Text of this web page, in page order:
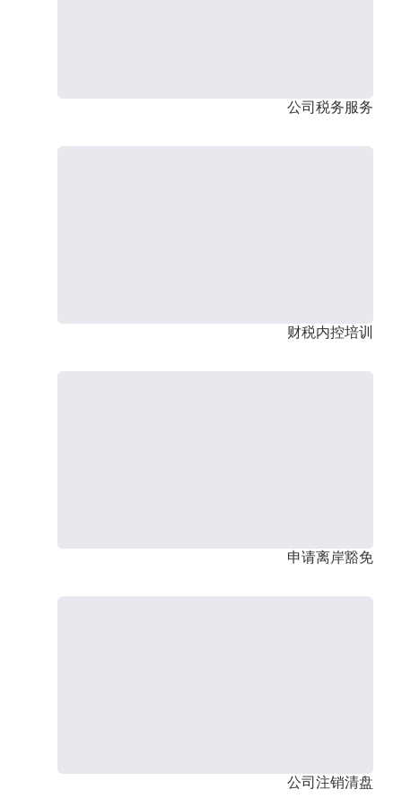
公司税务服务
财税内控培训
申请离岸豁免
公司注销清盘